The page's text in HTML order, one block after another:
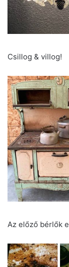
Csillog & villog!
Az előző bérlők